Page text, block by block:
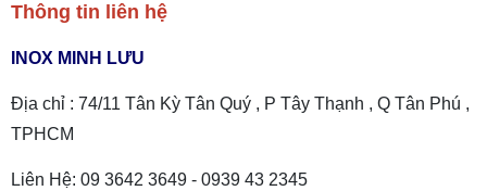
Thông tin liên hệ
INOX MINH LƯU
Địa chỉ : 74/11 Tân Kỳ Tân Quý , P Tây Thạnh , Q Tân Phú ,
TPHCM
Liên Hệ: 09 3642 3649 - 0939 43 2345